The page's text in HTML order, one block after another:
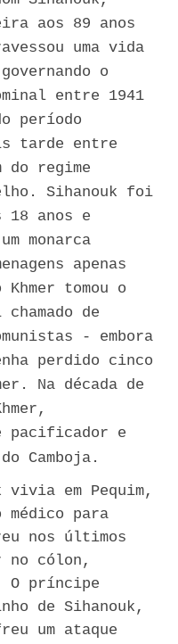
aos 89 anos
uma vida
o
entre 1941
período
tarde entre
do regime
Sihanouk foi
18 anos e
monarca
apenas
tomou o
de
- embora
perdido cinco
Na década de
pacificador e
Camboja.
vivia em Pequim,
médico para
nos últimos
no cólon,
O príncipe
de Sihanouk,
um ataque